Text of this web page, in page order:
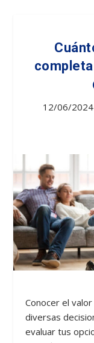
12/06/2024
Conocer el
diversas
evaluar tus